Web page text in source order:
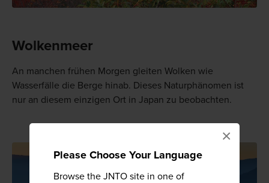
Please Choose Your Language
Browse the JNTO site in one of
×
Wolkenmeer
An manchen frühen Morgen gleiten Wolken wie
Wasserfälle die Berge hinab. Dieses Naturphänomen ist
nur an diesem einzigen Ort in Japan zu beobachten.